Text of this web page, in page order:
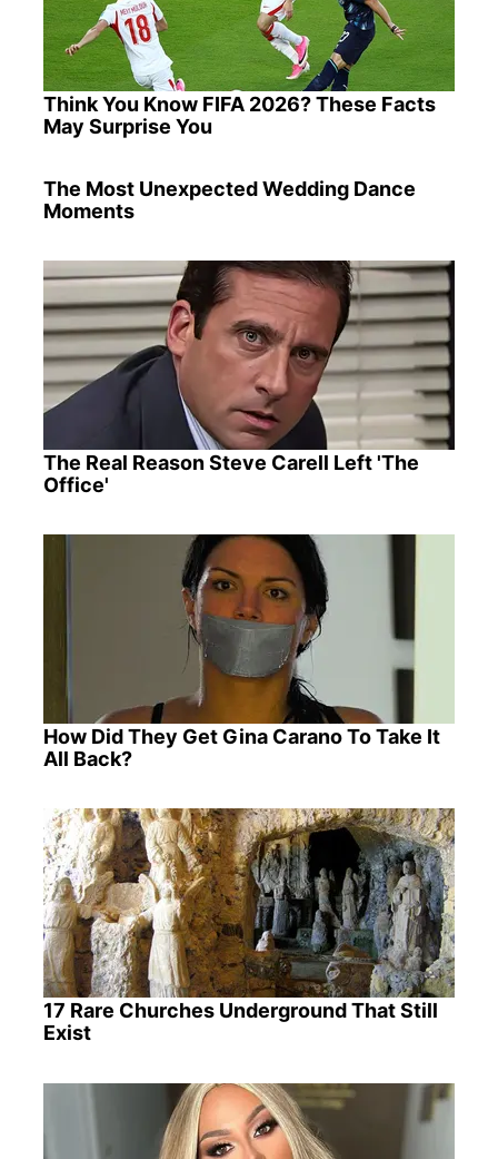
Think You Know FIFA 2026? These Facts
May Surprise You
The Most Unexpected Wedding Dance
Moments
The Real Reason Steve Carell Left 'The
Office'
How Did They Get Gina Carano To Take It
All Back?
17 Rare Churches Underground That Still
Exist